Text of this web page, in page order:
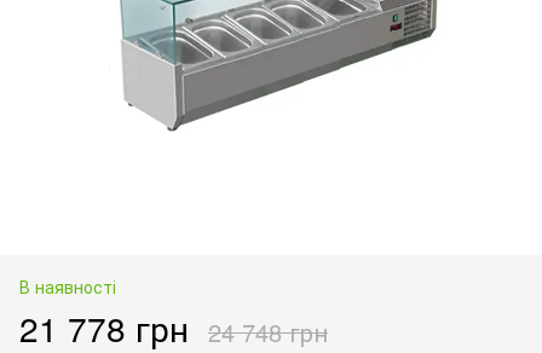
В наявності
21 778 грн 24 748 грн